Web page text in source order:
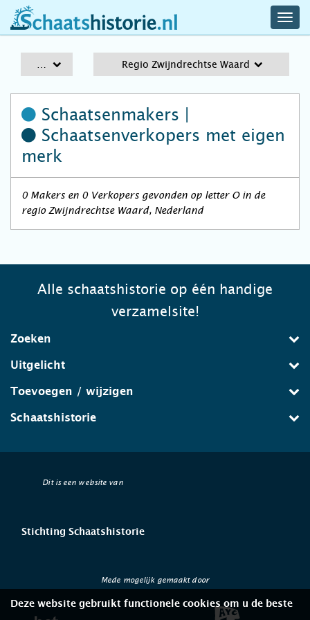
schaatshistorie.nl
Regio Zwijndrechtse Waard
Schaatsenmakers |
Schaatsenverkopers met eigen
merk
0 Makers en 0 Verkopers gevonden op letter O in de
regio Zwijndrechtse Waard, Nederland
Alle schaatshistorie op één handige
verzamelsite!
Zoeken
Uitgelicht
Toevoegen / wijzigen
Schaatshistorie
Dit is een website van
Stichting Schaatshistorie
Mede mogelijk gemaakt door
Deze website gebruikt functionele cookies om u de beste